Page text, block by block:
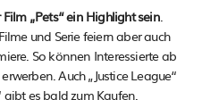
„Pets“ ein Highlight sein.
und Serie feiern aber auch
So können Interessierte ab
Auch „Justice League“
gibt es bald zum Kaufen.